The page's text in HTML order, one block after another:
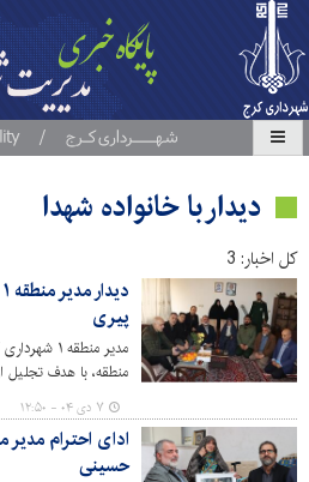
دیدار با خانواده شهدا
کل اخبار: 3
پیری
مدیر
منطقه، با هدف
از خانواده‌های آنان،
۷ دی ۰۴ - ۱۲:۵۰
ادای احترام
حسینی